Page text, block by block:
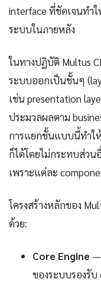
interface ที่ชัดเจนทำ
ระบบในภายหลัง
ในทางปฏิบัติ Multus
ระบบออกเป็นชั้นๆ
เช่น presentation
ประมวลผลตาม
การแยกชั้นแบบนี้ทำใ
ก็ได้โดยไม่กระทบส่วน
เพราะแต่ละ
โครงสร้างหลักของ
ด้วย:
Core Engine —
ของระบบรองรั